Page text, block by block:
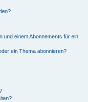
und einem Abonnements für ein
ein Thema abonnieren?